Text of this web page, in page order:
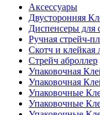
Аксессуары
Двусторонняя
Диспенсеры для
Ручная стрейч-
Скотч и клейкая
Стрейч аброллер
Упаковочная
Упаковочная
Упаковочные
Упаковочные